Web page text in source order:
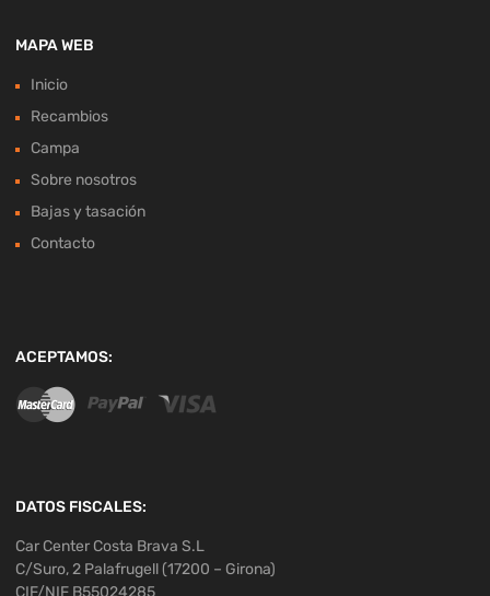
MAPA WEB
Inicio
Recambios
Campa
Sobre nosotros
Bajas y tasación
Contacto
ACEPTAMOS:
DATOS FISCALES:
Car Center Costa Brava S.L
C/Suro, 2 Palafrugell (17200 – Girona)